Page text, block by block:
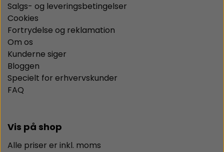
Salgs- og leveringsbetingelser
Cookies
Fortrydelse og reklamation
Om os
Kunderne siger
Bloggen
Specielt for erhvervskunder
FAQ
Vis på shop
Alle priser er inkl. moms